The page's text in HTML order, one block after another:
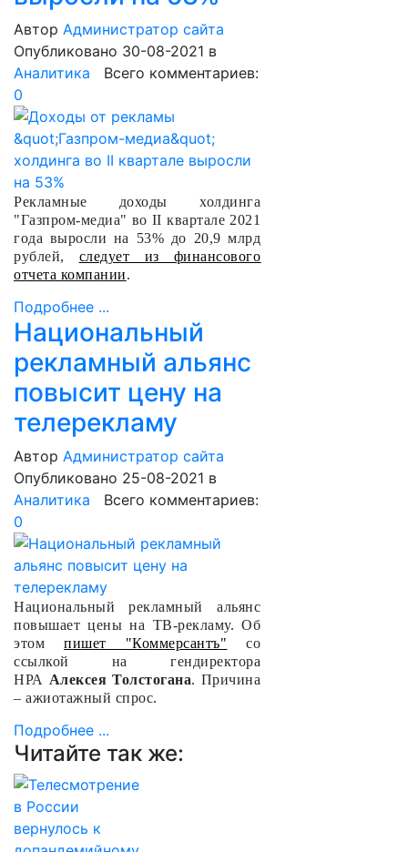
Автор Администратор сайта
Опубликовано 30-08-2021 в
Аналитика Всего комментариев:
0
Рекламные доходы холдинга
"Газпром-медиа" во II квартале 2021
года выросли на 53% до 20,9 млрд
рублей, следует из финансового
отчета компании.
Подробнее ...
Национальный
рекламный альянс
повысит цену на
телерекламу
Автор Администратор сайта
Опубликовано 25-08-2021 в
Аналитика Всего комментариев:
0
Национальный рекламный альянс
повышает цены на ТВ-рекламу. Об
этомпишет "Коммерсантъ" со
ссылкой на гендиректора
НРА Алексея Толстогана. Причина
– ажиотажный спрос.
Подробнее ...
Читайте так же: